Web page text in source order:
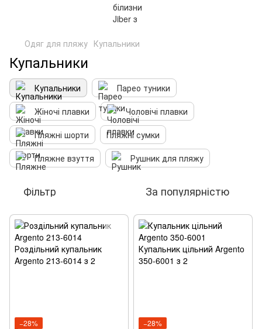
Одяг для пляжу Купальники
Купальники
Купальники
Парео туники
Жіночі плавки
Чоловічі плавки
Пляжні шорти
Пляжні сумки
Пляжне взуття
Рушник для пляжу
Фільтр За популярністю
−28% −28%